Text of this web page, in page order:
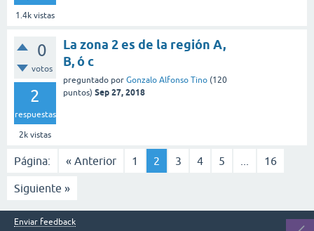
1.4k vistas
0
votos
2
respuestas
2k vistas
La zona 2 es de la región A,
B, ó c
preguntado por Gonzalo Alfonso Tino (120
puntos) Sep 27, 2018
Página: « Anterior 1 2 3 4 5 16
Siguiente »
Enviar feedback